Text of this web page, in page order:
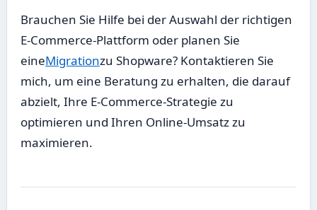
Brauchen Sie Hilfe bei der Auswahl der richtigen
E-Commerce-Plattform oder planen Sie
eineMigrationzu Shopware? Kontaktieren Sie
mich, um eine Beratung zu erhalten, die darauf
abzielt, Ihre E-Commerce-Strategie zu
optimieren und Ihren Online-Umsatz zu
maximieren.